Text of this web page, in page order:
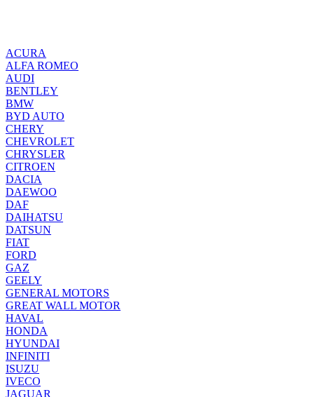
ACURA
ALFA ROMEO
AUDI
BENTLEY
BMW
BYD AUTO
CHERY
CHEVROLET
CHRYSLER
CITROEN
DACIA
DAEWOO
DAF
DAIHATSU
DATSUN
FIAT
FORD
GAZ
GEELY
GENERAL MOTORS
GREAT WALL MOTOR
HAVAL
HONDA
HYUNDAI
INFINITI
ISUZU
IVECO
JAGUAR